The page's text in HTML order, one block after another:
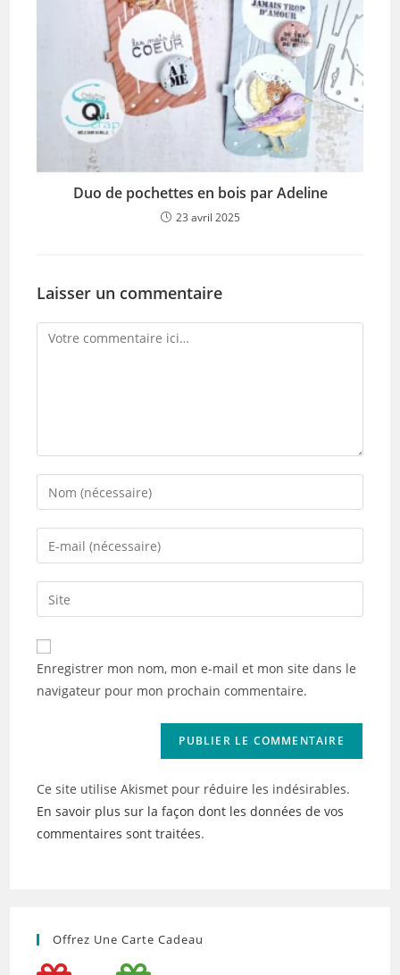
Duo de pochettes en bois par Adeline
23 avril 2025
Laisser un commentaire
Comment
Enter
your
name
comment
Enter
your
email
address
comment
Saisir
l’URL
de
votre
(facultatif)
Enregistrer mon nom, mon e-mail et mon site dans le
navigateur pour mon prochain commentaire.
Ce site utilise Akismet pour réduire les indésirables.
En savoir plus sur la façon dont les données de vos
commentaires sont traitées.
Offrez Une Carte Cadeau